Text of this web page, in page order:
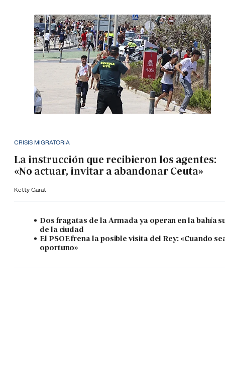
CRISIS MIGRATORIA
La instrucción que recibieron los agentes:
«No actuar, invitar a abandonar Ceuta»
Ketty Garat
Dos fragatas de la Armada ya operan en la bahía
de la ciudad
El PSOE frena la posible visita del Rey: «Cuando
oportuno»